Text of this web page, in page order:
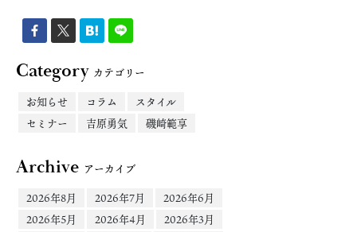
Categoryカテゴリー
お知らせ
コラム
スタイル
セミナー
吉原勇気 磯崎範享
Archive アーカイブ
2026年8月
2026年7月
2026年6月
2026年5月
2026年4月
2026年3月